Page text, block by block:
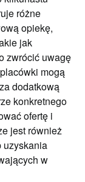
różne
opiekę,
jak
zwrócić uwagę
mogą
dodatkową
konkretnego
ofertę i
jest również
uzyskania
w